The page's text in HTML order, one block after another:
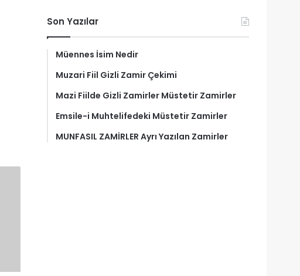
Son Yazılar
Müennes İsim Nedir
Muzari Fiil Gizli Zamir Çekimi
Mazi Fiilde Gizli Zamirler Müstetir Zamirler
Emsile-i Muhtelifedeki Müstetir Zamirler
MUNFASIL ZAMİRLER Ayrı Yazılan Zamirler